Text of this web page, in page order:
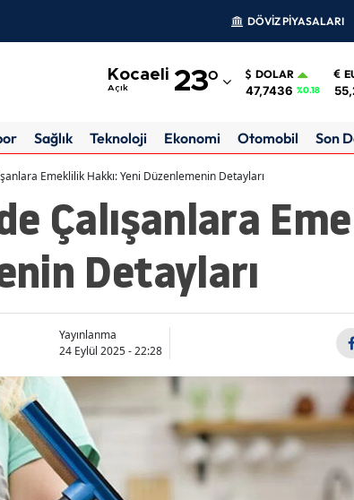
DÖVİZ PİYASALARI
Kocaeli
Açık 23°
Adıyaman
Ankara
Antalya
Artvin
Aydın
Balıkesir
Bilecik
DOLAR
47,7436 %0.18
Sağlık Teknoloji Ekonomi Otomobil Son
Emeklilik Hakkı: Yeni Düzenlemenin Detayları
Çalışanlara
Detayları
Yayınlanma
24 Eylül 2025 - 22:28